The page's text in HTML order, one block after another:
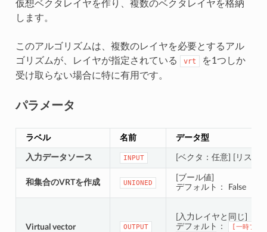
仮想ベクタレイヤを作り、複数のベクタレイヤを格納
します。
このアルゴリズムは、複数のレイヤを必要とするアル
ゴリズムが、レイヤが指定されている
vrt
を1つしか
受け取らない場合に特に有用です。
パラメータ
ラベル 名前 データ型
入力データソース INPUT [ベクタ：任意] [リスト]
和集合のVRTを作成 UNIONED
[ブール値]
デフォルト： False
Virtual vector OUTPUT
[入力レイヤと同じ]
デフォルト：
[一時ファ